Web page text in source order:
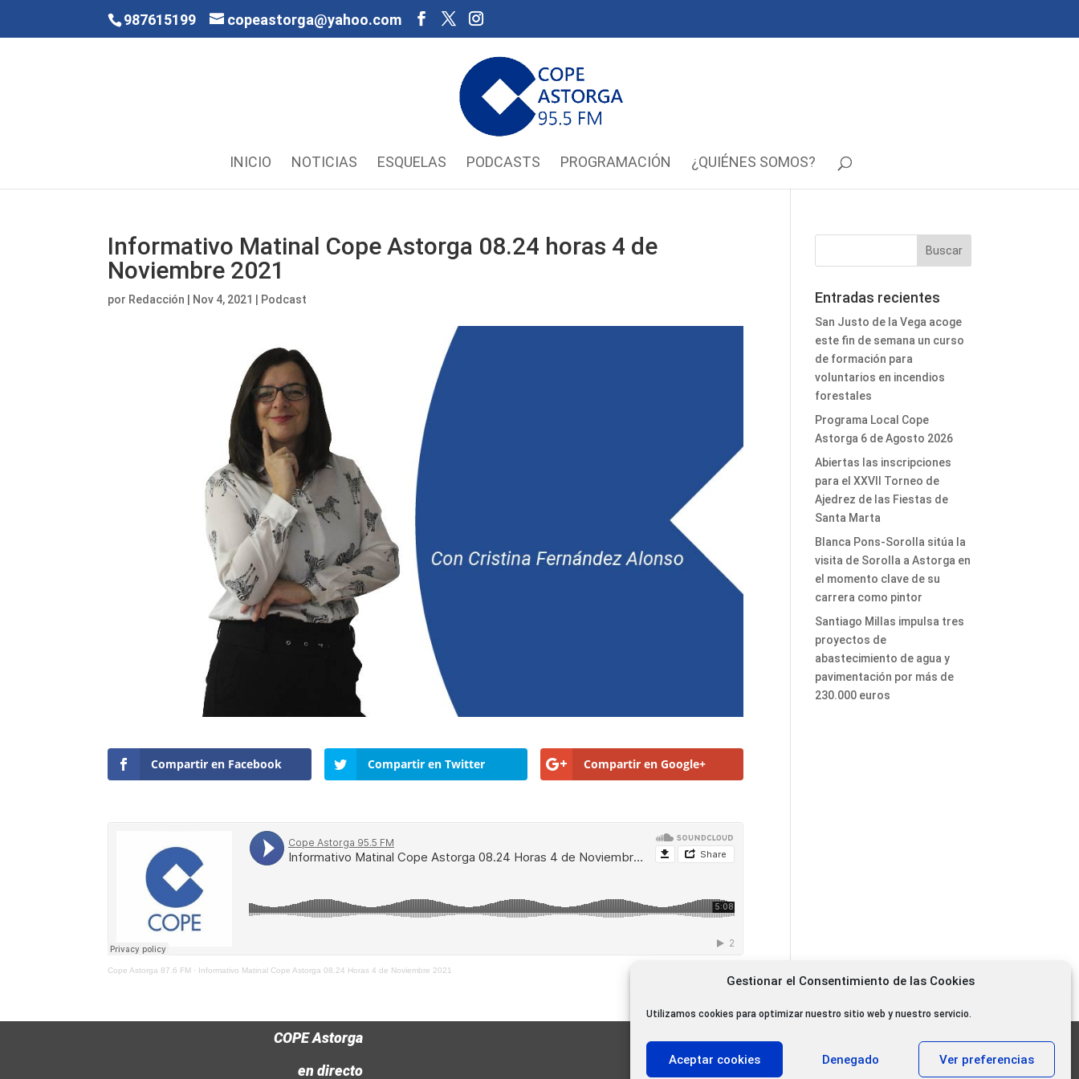
Gestionar el Consentimiento de las Cookies
Utilizamos cookies para optimizar nuestro sitio web y nuestro servicio.
Aceptar cookies Denegado Ver preferencias
987615199 copeastorga@yahoo.com
INICIO NOTICIAS ESQUELAS PODCASTS PROGRAMACIÓN ¿QUIÉNES SOMOS?
Informativo Matinal Cope Astorga 08.24 horas 4 de
Noviembre 2021
por Redacción Nov 4, 2021 Podcast
Compartir en Facebook Compartir en Twitter Compartir en Google+
Cope Astorga 87.6 FM · Informativo Matinal Cope Astorga 08.24 Horas 4 de Noviembre 2021
Entradas recientes
San Justo de la Vega acoge
este fin de semana un curso
de formación para
voluntarios en incendios
forestales
Programa Local Cope
Astorga 6 de Agosto 2026
Abiertas las inscripciones
para el XXVII Torneo de
Ajedrez de las Fiestas de
Santa Marta
Blanca Pons-Sorolla sitúa la
visita de Sorolla a Astorga en
el momento clave de su
carrera como pintor
Santiago Millas impulsa tres
proyectos de
abastecimiento de agua y
pavimentación por más de
230.000 euros
COPE Astorga
en directo
11.000 oyentes diarios
11.000 Gracias